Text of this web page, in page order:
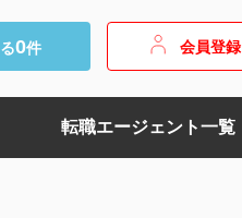
0件 会員登録
転職エージェント一覧